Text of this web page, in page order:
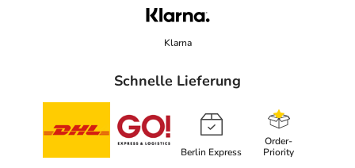
Klarna
Schnelle Lieferung
Berlin Express
Order-
Priority